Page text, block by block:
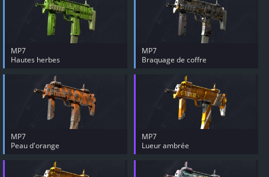
MP7
Hautes herbes
MP7
Braquage de coffre
MP7
Peau d'orange
MP7
Lueur ambrée